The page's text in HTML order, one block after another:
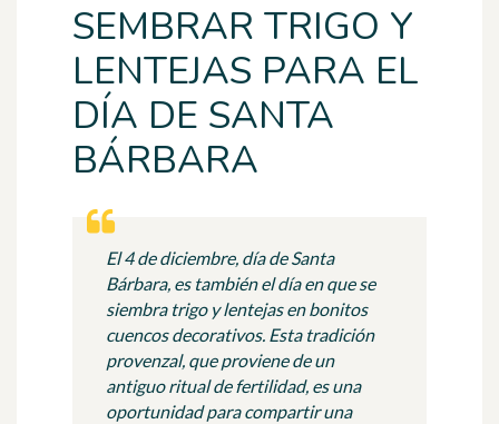
SEMBRAR TRIGO Y
LENTEJAS PARA EL
DÍA DE SANTA
BÁRBARA
El 4 de diciembre, día de Santa
Bárbara, es también el día en que se
siembra trigo y lentejas en bonitos
cuencos decorativos. Esta tradición
provenzal, que proviene de un
antiguo ritual de fertilidad, es una
oportunidad para compartir una